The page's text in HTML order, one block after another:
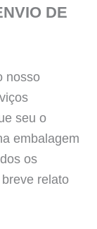
DE
nosso
seu o
embalagem
os
relato